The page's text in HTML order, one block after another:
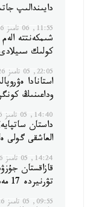
دايىندالىپ
11:55, 06 تامىز 2026
شىمكەنتتە
كولىك
22:05, 05 تامىز 2026
استانادا
وداعىنىڭ
14:40, 05 تامىز 2026
داستان
العاشقى
14:24, 05 تامىز 2026
قازاقستان
تۋرنيردە 17 مەدال جەڭىپ الدى
09:55, 05 تامىز 2026